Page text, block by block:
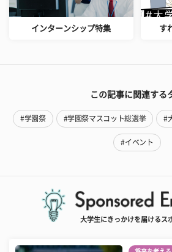
インターンシップ特集 す
この記事に関連する
#学園祭 #学園祭マスコット総選挙 #
#イベント
大学生にきっかけを届けるス